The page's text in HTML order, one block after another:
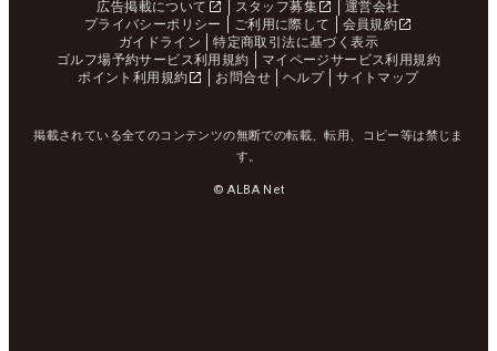
広告掲載について スタッフ募集
運営会社
プライバシーポリシー
ご利用に際して
会員規約
ガイドライン
特定商取引法に基づく表示
ゴルフ場予約サービス利用規約
マイページサービス利用規約
ポイント利用規約
お問合せ ヘルプ サイトマップ
掲載されている全てのコンテンツの無断での転載、転用、コピー等は禁じま
す。
© ALBA Net